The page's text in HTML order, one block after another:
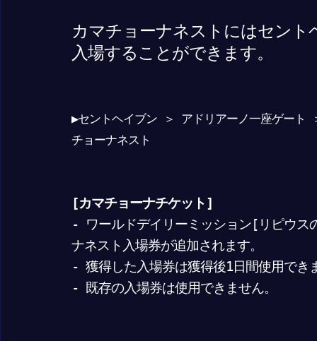
カマチョーナネストにはセン
入場することができます。
▶セントヘイブン ＞ アドリアーノ一座ゲー
チョーナネスト
[カマチョーナチケット]
- ワールドデイリーミッション[リピウス
ナネスト入場券が追加されます。
- 獲得した入場券は獲得後1日間使用でき
- 既存の入場券は使用できません。